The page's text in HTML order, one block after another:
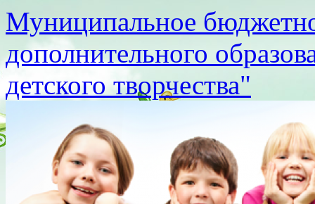
Муниципальное
дополнительного
детского творчества"